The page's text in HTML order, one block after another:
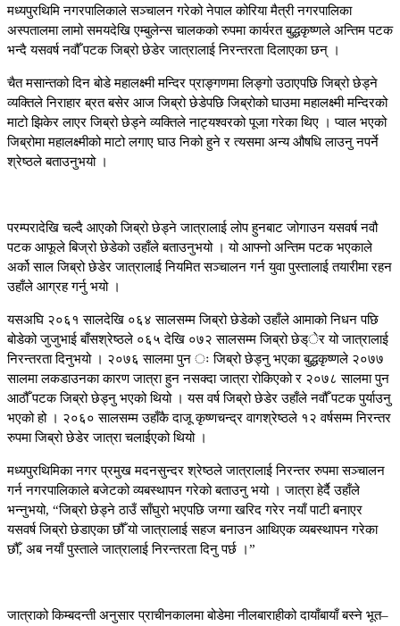
मध्यपुरथिमि नगरपालिकाले सञ्चालन गरेको नेपाल कोरिया मैत्री नगरपालिका
अस्पतालमा लामो समयदेखि एम्बुलेन्स चालकको रुपमा कार्यरत बुद्धकृष्णले अन्तिम पटक
भन्दै यसवर्ष नवौँ पटक जिब्रो छेडेर जात्रालाई निरन्तरता दिलाएका छन् ।
चैत मसान्तको दिन बोडे महालक्ष्मी मन्दिर प्राङ्गणमा लिङ्गो उठाएपछि जिब्रो छेड्ने
व्यक्तिले निराहार ब्रत बसेर आज जिब्रो छेडेपछि जिब्रोको घाउमा महालक्ष्मी मन्दिरको
माटो झिकेर लाएर जिब्रो छेड्ने व्यक्तिले नाट्यश्वरको पूजा गरेका थिए । प्वाल भएको
जिब्रोमा महालक्ष्मीको माटो लगाए घाउ निको हुने र त्यसमा अन्य औषधि लाउनु नपर्ने
श्रेष्ठले बताउनुभयो ।
परम्परादेखि चल्दै आएकोे जिब्रो छेड्ने जात्रालाई लोप हुनबाट जोगाउन यसवर्ष नवौ
पटक आफूले बिज्रो छेडेको उहाँले बताउनुभयो । यो आफ्नो अन्तिम पटक भएकाले
अर्को साल जिब्रो छेडेर जात्रालाई नियमित सञ्चालन गर्न युवा पुस्तालाई तयारीमा रहन
उहाँले आग्रह गर्नु भयो ।
यसअघि २०६१ सालदेखि ०६४ सालसम्म जिब्रो छेडेको उहाँले आमाको निधन पछि
बोडेको जुजुभाई बाँसश्रेष्ठले ०६५ देखि ०७२ सालसम्म जिब्रो छेड्ेर यो जात्रालाई
निरन्तरता दिनुभयो । २०७६ सालमा पुन ः जिब्रो छेड्नु भएका बुद्धकृष्णले २०७७
सालमा लकडाउनका कारण जात्रा हुन नसक्दा जात्रा रोकिएको र २०७८ सालमा पुन
आठौँ पटक जिब्रो छेड्नु भएको थियो । यस वर्ष जिब्रो छेडेर उहाँले नवौँ पटक पुर्याउनु
भएको हो । २०६० सालसम्म उहाँकै दाजू कृष्णचन्द्र वागश्रेष्ठले १२ वर्षसम्म निरन्तर
रुपमा जिब्रो छेडेर जात्रा चलाईएको थियो ।
मध्यपुरथिमिका नगर प्रमुख मदनसुन्दर श्रेष्ठले जात्रालाई निरन्तर रुपमा सञ्चालन
गर्न नगरपालिकाले बजेटको व्यबस्थापन गरेको बताउनु भयो । जात्रा हेर्दै उहाँले
भन्नुभयो, “जिब्रो छेड्ने ठाउँ साँघुरो भएपछि जग्गा खरिद गरेर नयाँ पाटी बनाएर
यसवर्ष जिब्रो छेडाएका छौँ यो जात्रालाई सहज बनाउन आथिएक व्यबस्थापन गरेका
छौँ, अब नयाँ पुस्ताले जात्रालाई निरन्तरता दिनु पर्छ ।”
जात्राको किम्बदन्ती अनुसार प्राचीनकालमा बोडेमा नीलबाराहीको दायाँबायाँ बस्ने भूत–